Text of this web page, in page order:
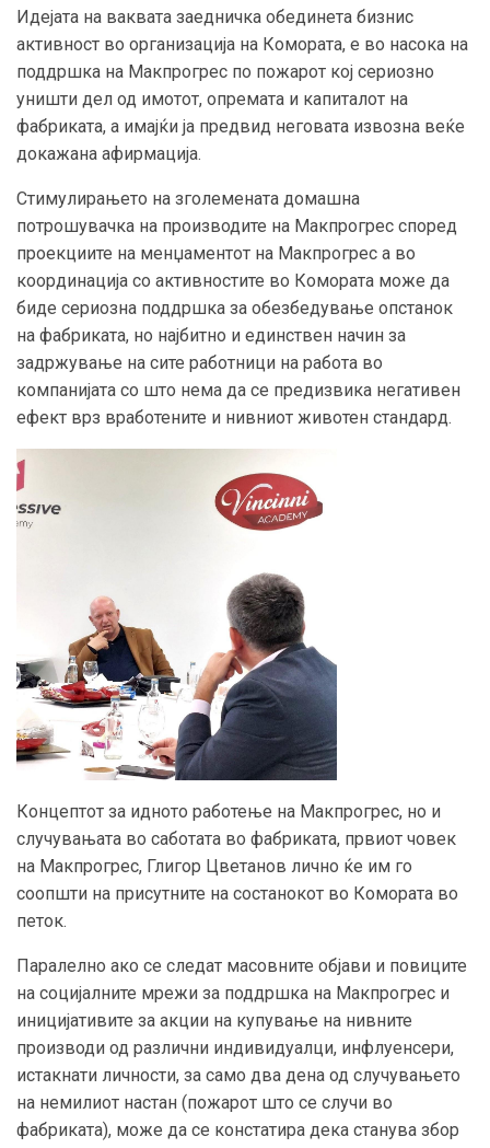
Идејата на ваквата заедничка обединета бизнис
активност во организација на Комората, е во насока на
поддршка на Макпрогрес по пожарот кој сериозно
уништи дел од имотот, опремата и капиталот на
фабриката, а имајќи ја предвид неговата извозна веќе
докажана афирмација.
Стимулирањето на зголемената домашна
потрошувачка на производите на Макпрогрес според
проекциите на менџаментот на Макпрогрес а во
координација со активностите во Комората може да
биде сериозна поддршка за обезбедување опстанок
на фабриката, но најбитно и единствен начин за
задржување на сите работници на работа во
компанијата со што нема да се предизвика негативен
ефект врз вработените и нивниот животен стандард.
Концептот за идното работење на Макпрогрес, но и
случувањата во саботата во фабриката, првиот човек
на Макпрогрес, Глигор Цветанов лично ќе им го
соопшти на присутните на состанокот во Комората во
петок.
Паралелно ако се следат масовните објави и повиците
на социјалните мрежи за поддршка на Макпрогрес и
иницијативите за акции на купување на нивните
производи од различни индивидуалци, инфлуенсери,
истакнати личности, за само два дена од случувањето
на немилиот настан (пожарот што се случи во
фабриката), може да се констатира дека станува збор